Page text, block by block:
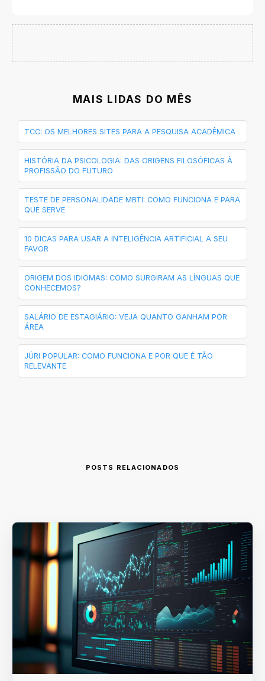
MAIS LIDAS DO MÊS
TCC: OS MELHORES SITES PARA A PESQUISA ACADÊMICA
HISTÓRIA DA PSICOLOGIA: DAS ORIGENS FILOSÓFICAS À
PROFISSÃO DO FUTURO
TESTE DE PERSONALIDADE MBTI: COMO FUNCIONA E PARA
QUE SERVE
10 DICAS PARA USAR A INTELIGÊNCIA ARTIFICIAL A SEU
FAVOR
ORIGEM DOS IDIOMAS: COMO SURGIRAM AS LÍNGUAS QUE
CONHECEMOS?
SALÁRIO DE ESTAGIÁRIO: VEJA QUANTO GANHAM POR
ÁREA
JÚRI POPULAR: COMO FUNCIONA E POR QUE É TÃO
RELEVANTE
POSTS RELACIONADOS